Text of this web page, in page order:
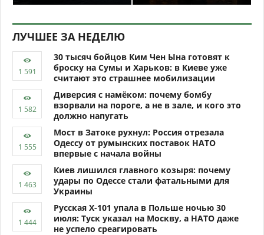
ЛУЧШЕЕ ЗА НЕДЕЛЮ
30 тысяч бойцов Ким Чен Ына готовят к
броску на Сумы и Харьков: в Киеве уже
считают это страшнее мобилизации
Диверсия с намёком: почему бомбу
взорвали на пороге, а не в зале, и кого это
должно напугать
Мост в Затоке рухнул: Россия отрезала
Одессу от румынских поставок НАТО
впервые с начала войны
Киев лишился главного козыря: почему
удары по Одессе стали фатальными для
Украины
Русская Х-101 упала в Польше ночью 30
июля: Туск указал на Москву, а НАТО даже
не успело среагировать